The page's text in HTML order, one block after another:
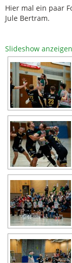
Hier mal ein paar
Jule Bertram.
Slideshow anzeigen